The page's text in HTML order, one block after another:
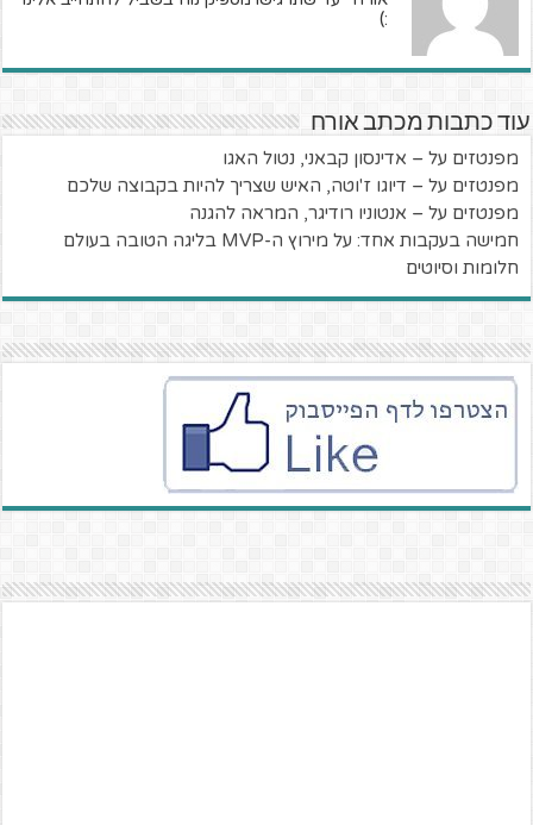
:)
עוד כתבות מכתב אורח
מפנטזים על – אדינסון קבאני, נטול האגו
מפנטזים על – דיוגו ז'וטה, האיש שצריך להיות בקבוצה שלכם
מפנטזים על – אנטוניו רודיגר, המראה להגנה
חמישה בעקבות אחד: על מירוץ ה-MVP בליגה הטובה בעולם
חלומות וסיוטים